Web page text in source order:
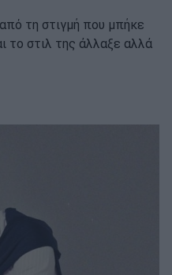
τη στιγμή που μπήκε
το στιλ της άλλαξε αλλά